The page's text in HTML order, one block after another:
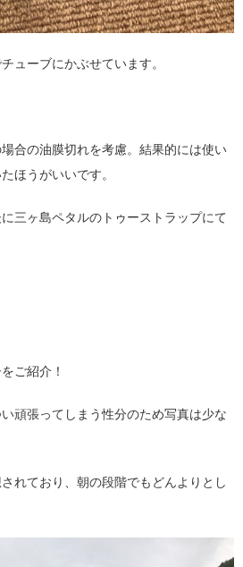
ューブにかぶせています。
合の油膜切れを考慮。結果的には使い
ほうがいいです。
三ヶ島ペタルのトゥーストラップにて
ご紹介！
頑張ってしまう性分のため写真は少な
れており、朝の段階でもどんよりとし